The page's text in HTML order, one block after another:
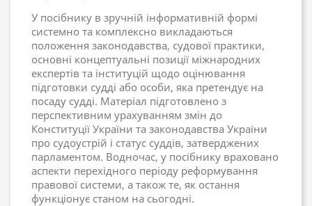
У посібнику в зручній інформативній формі
системно та комплексно викладаються
положення законодавства, судової практики,
основні концептуальні позиції міжнародних
експертів та інституцій щодо оцінювання
підготовки судді або особи, яка претендує на
посаду судді. Матеріал підготовлено з
перспективним урахуванням змін до
Конституції України та законодавства України
про судоустрій і статус суддів, затверджених
парламентом. Водночас, у посібнику враховано
аспекти перехідного періоду реформування
правової системи, а також те, як остання
функціонує станом на сьогодні.